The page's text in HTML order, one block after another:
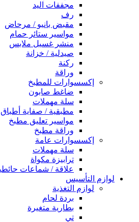
مجففات اليد
رف
مقبض بانيو / مرحاض
مواسير ستائر حمام
منشر غسيل ملابس
صيدلية / خزانة
ركنة
وراقة
إكسسوارات للمطبخ
ضاغط صابون
سلة مهملات
مطبقية / صفاية أطباق
مواسير تعليق مطبخ
وراقة مطبخ
إكسسوارات عامة
سلة مهملات
ترابيزة مكواة
علاقة / شماعات
لوازم التأسيس
لوازم التغذية
بردة لحام
بطارية متغيرة
تي